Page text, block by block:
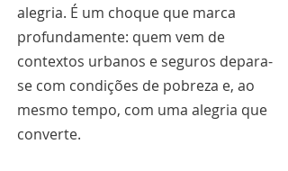
alegria. É um choque que marca
profundamente: quem vem de
contextos urbanos e seguros depara-
se com condições de pobreza e, ao
mesmo tempo, com uma alegria que
converte.